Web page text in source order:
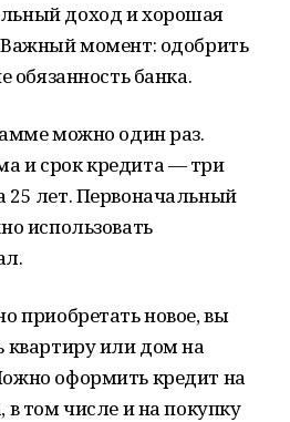
доход и хорошая
момент: одобрить
обязанность банка.
можно один раз.
и срок кредита — три
лет. Первоначальный
использовать
приобретать новое, вы
квартиру или дом на
оформить кредит на
в том числе и на покупку